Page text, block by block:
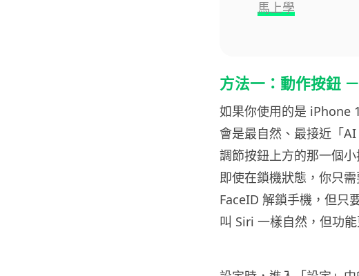
馬上學
方法一：動作按鈕
如果你使用的是 iPhone
會是最自然、最接近「
調節按鈕上方的那一個
即使在鎖機狀態，你只
FaceID 解鎖手機，但只
叫 Siri 一樣自然，但功能